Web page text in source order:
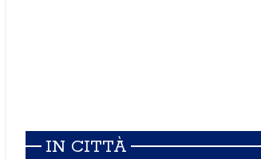
IN CITTÀ